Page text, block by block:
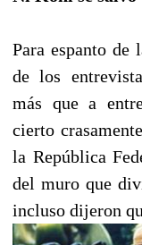
Para espanto de
de los
más que a
cierto
la República
del muro que
incluso dijeron